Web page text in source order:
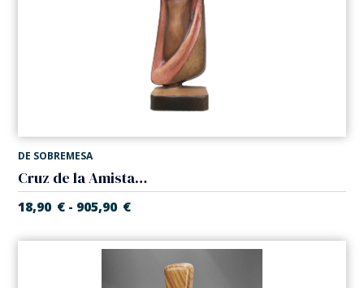
DE SOBREMESA
Cruz de la Amistad con pedestal
18,90 € - 905,90 €